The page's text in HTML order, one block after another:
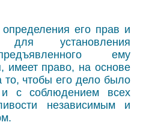
его прав и
установления
ему
имеет право, на основе
то, чтобы его дело было
и с соблюдением всех
независимым и